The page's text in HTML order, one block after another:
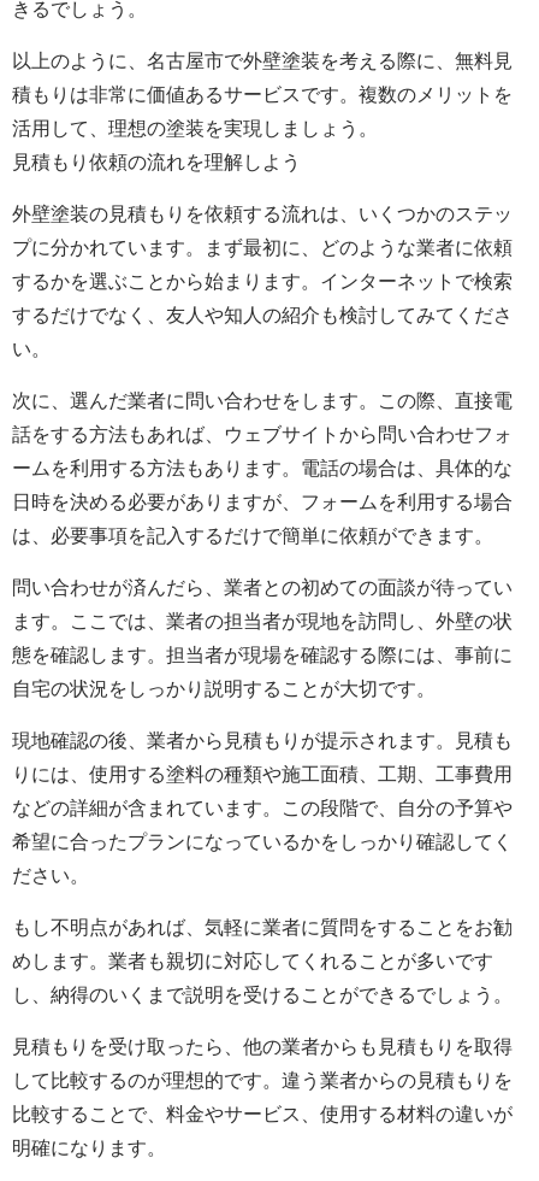
きるでしょう。
以上のように、名古屋市で外壁塗装を考える際に、無料見
積もりは非常に価値あるサービスです。複数のメリットを
活用して、理想の塗装を実現しましょう。
見積もり依頼の流れを理解しよう
外壁塗装の見積もりを依頼する流れは、いくつかのステッ
プに分かれています。まず最初に、どのような業者に依頼
するかを選ぶことから始まります。インターネットで検索
するだけでなく、友人や知人の紹介も検討してみてくださ
い。
次に、選んだ業者に問い合わせをします。この際、直接電
話をする方法もあれば、ウェブサイトから問い合わせフォ
ームを利用する方法もあります。電話の場合は、具体的な
日時を決める必要がありますが、フォームを利用する場合
は、必要事項を記入するだけで簡単に依頼ができます。
問い合わせが済んだら、業者との初めての面談が待ってい
ます。ここでは、業者の担当者が現地を訪問し、外壁の状
態を確認します。担当者が現場を確認する際には、事前に
自宅の状況をしっかり説明することが大切です。
現地確認の後、業者から見積もりが提示されます。見積も
りには、使用する塗料の種類や施工面積、工期、工事費用
などの詳細が含まれています。この段階で、自分の予算や
希望に合ったプランになっているかをしっかり確認してく
ださい。
もし不明点があれば、気軽に業者に質問をすることをお勧
めします。業者も親切に対応してくれることが多いです
し、納得のいくまで説明を受けることができるでしょう。
見積もりを受け取ったら、他の業者からも見積もりを取得
して比較するのが理想的です。違う業者からの見積もりを
比較することで、料金やサービス、使用する材料の違いが
明確になります。